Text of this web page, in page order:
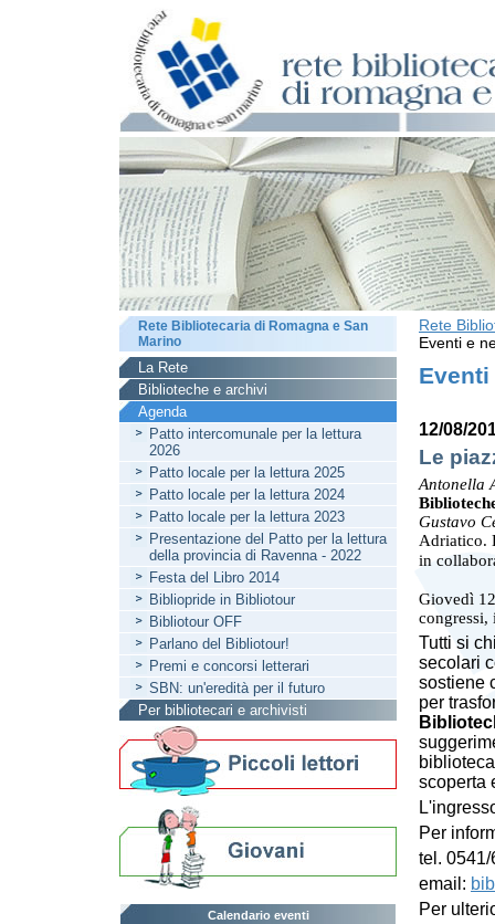
Rete
Eventi e
Eventi
12/08/
Le
Antonella
Gustavo
Adriatico.
in
Giovedì
Tutti si
secolari
sostiene
per
scoperta
Per
tel.
email:
Per
Rete Bibliotecaria di Romagna e San
Marino
La Rete
Biblioteche e archivi
Agenda
Patto intercomunale per la lettura
2026
Patto locale per la lettura 2025
Patto locale per la lettura 2024
Patto locale per la lettura 2023
Presentazione del Patto per la lettura
della provincia di Ravenna - 2022
Festa del Libro 2014
Bibliopride in Bibliotour
Bibliotour OFF
Parlano del Bibliotour!
Premi e concorsi letterari
SBN: un'eredità per il futuro
Per bibliotecari e archivisti
Calendario eventi